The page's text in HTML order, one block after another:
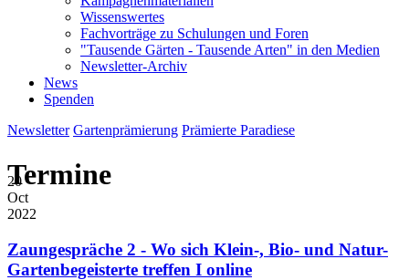
Wissenswertes
Fachvorträge zu Schulungen und Foren
"Tausende Gärten - Tausende Arten" in den Medien
Newsletter-Archiv
News
Spenden
Newsletter Gartenprämierung Prämierte Paradiese
Termine
20
Oct
2022
Zaungespräche 2 - Wo sich Klein-, Bio- und Natur-
Gartenbegeisterte treffen I online